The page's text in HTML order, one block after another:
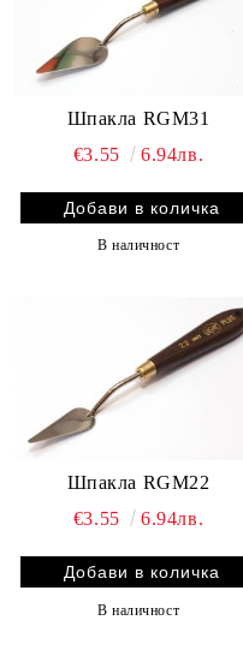
Шпакла RGM31
€3.55
6.94лв.
В наличност
Шпакла RGM22
€3.55
6.94лв.
В наличност